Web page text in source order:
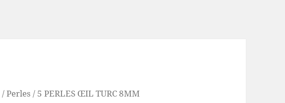
/Perles / 5 PERLES ŒIL TURC 8MM